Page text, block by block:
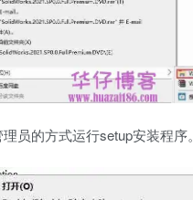
员的方式运行setup安装程序。